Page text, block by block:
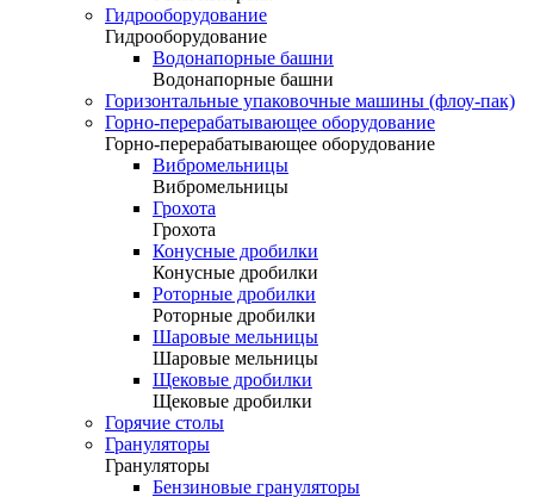
Гидрооборудование
Гидрооборудование
Водонапорные башни
Водонапорные башни
Горизонтальные упаковочные машины (флоу-пак)
Горно-перерабатывающее оборудование
Горно-перерабатывающее оборудование
Вибромельницы
Вибромельницы
Грохота
Грохота
Конусные дробилки
Конусные дробилки
Роторные дробилки
Роторные дробилки
Шаровые мельницы
Шаровые мельницы
Щековые дробилки
Щековые дробилки
Горячие столы
Грануляторы
Грануляторы
Бензиновые грануляторы